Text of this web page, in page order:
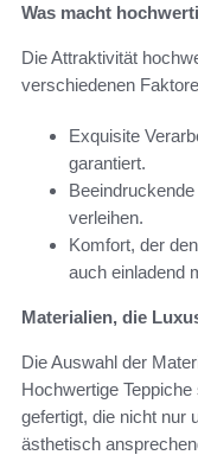
Was macht
Die Attraktivität
verschiedenen
Exquisite
garantiert.
verleihen.
Komfort, der
auch einladend
Materialien, die
Die Auswahl der
Hochwertige
gefertigt, die nicht nur
ästhetisch